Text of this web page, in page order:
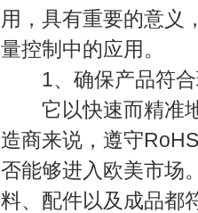
用，具有重要的意义
量控制中的应用。
1、确保产品符合
它以快速而精准地
造商来说，遵守
否能够进入欧美市场
料、配件以及成品都